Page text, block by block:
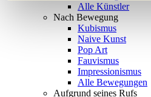
Alle Künstler
Nach Bewegung
Kubismus
Naive Kunst
Pop Art
Fauvismus
Impressionismus
Alle Bewegungen
Aufgrund seines Rufs